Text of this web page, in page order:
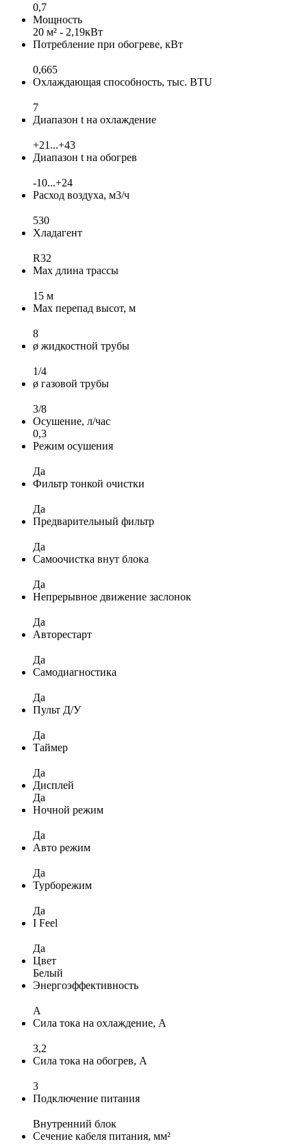
0,7
Мощность
20 м² - 2,19кВт
Потребление при обогреве, кВт
0,665
Охлаждающая способность, тыс. BTU
7
Диапазон t на охлаждение
+21...+43
Диапазон t на обогрев
-10...+24
Расход воздуха, м3/ч
530
Хладагент
R32
Max длина трассы
15 м
Max перепад высот, м
8
ø жидкостной трубы
1/4
ø газовой трубы
3/8
Осушение, л/час
0,3
Режим осушения
Да
Фильтр тонкой очистки
Да
Предварительный фильтр
Да
Самоочистка внут блока
Да
Непрерывное движение заслонок
Да
Авторестарт
Да
Самодиагностика
Да
Пульт Д/У
Да
Таймер
Да
Дисплей
Да
Ночной режим
Да
Авто режим
Да
Турборежим
Да
I Feel
Да
Цвет
Белый
Энергоэффективность
A
Сила тока на охлаждение, А
3,2
Сила тока на обогрев, А
3
Подключение питания
Внутренний блок
Сечение кабеля питания, мм²